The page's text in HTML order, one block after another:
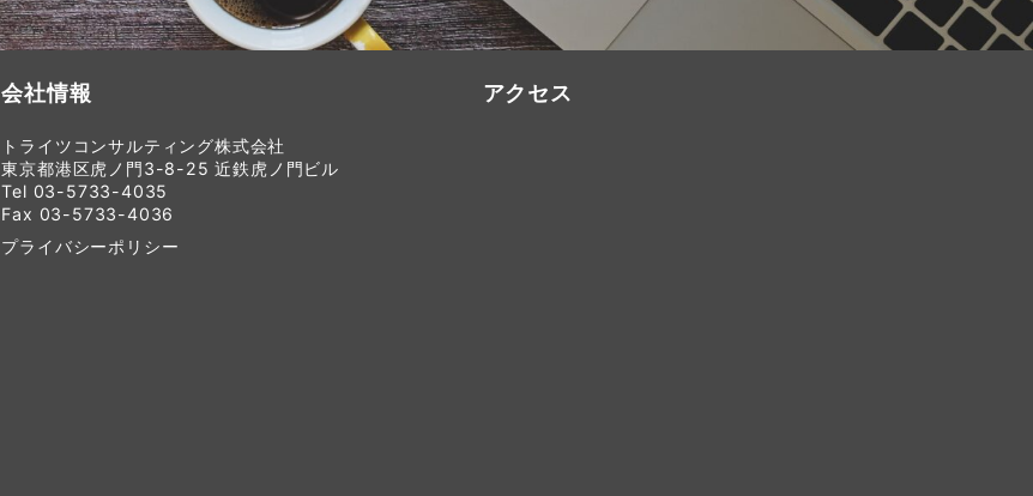
会社情報
トライツコンサルティング株式会社
東京都港区虎ノ門3-8-25 近鉄虎ノ門ビル
Tel 03-5733-4035
Fax 03-5733-4036
プライバシーポリシー
アクセス